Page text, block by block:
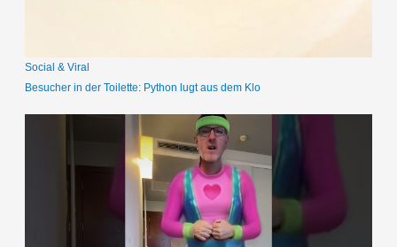
Social & Viral
Besucher in der Toilette: Python lugt aus dem Klo